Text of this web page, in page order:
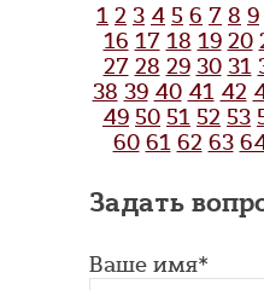
1 2 3 4 5 6 7 8 9
16 17 18 19 20
27 28 29 30 31
38 39 40 41 42
49 50 51 52 53
60 61 62 63
Задать
Ваше имя*